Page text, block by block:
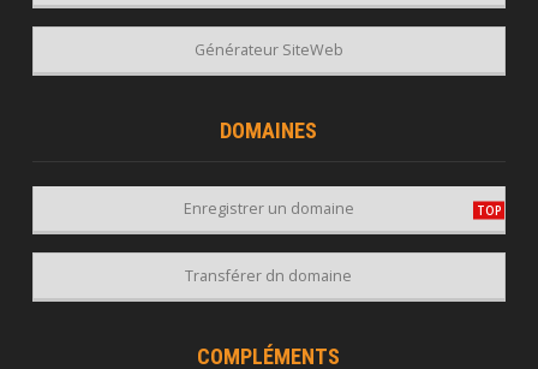
Générateur SiteWeb
DOMAINES
Enregistrer un domaine
Transférer dn domaine
COMPLÉMENTS